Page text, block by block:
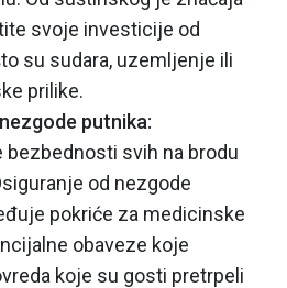
svoje investicije od
su sudara, uzemljenje ili
prilike.
putnika:
bezbednosti svih na brodu
od nezgode
pokriće za medicinske
obaveze koje
koje su gosti pretrpeli